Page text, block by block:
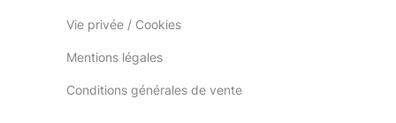
Vie privée / Cookies
Mentions légales
Conditions générales de vente